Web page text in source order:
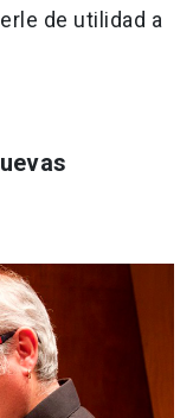
de utilidad a